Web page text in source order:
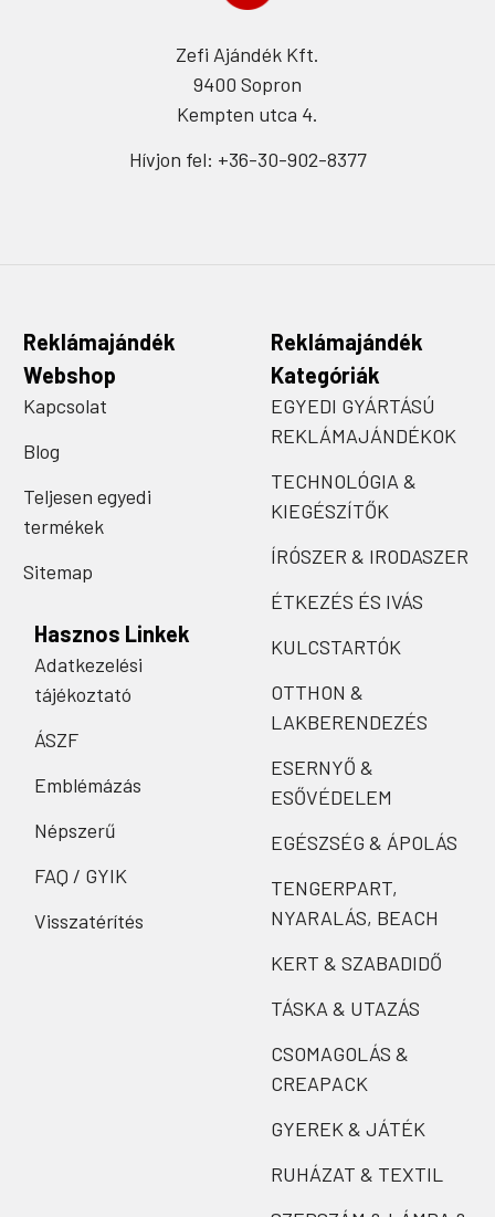
Zefi Ajándék Kft.
9400 Sopron
Kempten utca 4.
Hívjon fel: +36-30-902-8377
Reklámajándék
Webshop
Kapcsolat
Blog
Teljesen egyedi
termékek
Sitemap
Hasznos Linkek
Adatkezelési
tájékoztató
ÁSZF
Emblémázás
Népszerű
FAQ / GYIK
Visszatérítés
Reklámajándék
Kategóriák
EGYEDI GYÁRTÁSÚ
REKLÁMAJÁNDÉKOK
TECHNOLÓGIA &
KIEGÉSZÍTŐK
ÍRÓSZER & IRODASZER
ÉTKEZÉS ÉS IVÁS
KULCSTARTÓK
OTTHON &
LAKBERENDEZÉS
ESERNYŐ &
ESŐVÉDELEM
EGÉSZSÉG & ÁPOLÁS
TENGERPART,
NYARALÁS, BEACH
KERT & SZABADIDŐ
TÁSKA & UTAZÁS
CSOMAGOLÁS &
CREAPACK
GYEREK & JÁTÉK
RUHÁZAT & TEXTIL